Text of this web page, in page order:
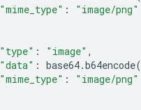
"mime_type" :
"image/png"
"type" : "image" ,
"data" : base64.b64encode(
"mime_type" :
"image/png"